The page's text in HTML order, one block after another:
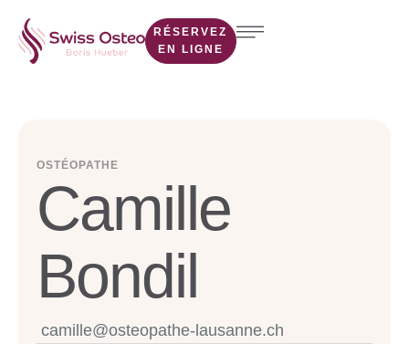
RÉSERVEZ
EN LIGNE
OSTÉOPATHE
Camille
Bondil
camille@osteopathe-lausanne.ch